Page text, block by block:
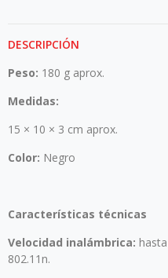
DESCRIPCIÓN
Peso: 180 g aprox.
Medidas:
15 × 10 × 3 cm aprox.
Color: Negro
Características técnicas
Velocidad inalámbrica:
802.11n.